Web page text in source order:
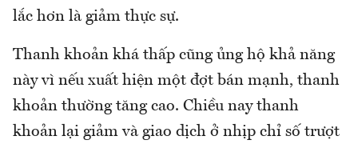
lắc hơn là giảm thực sự.
Thanh khoản khá thấp cũng ủng hộ khả năng
này vì nếu xuất hiện một đợt bán mạnh, thanh
khoản thường tăng cao. Chiều nay thanh
khoản lại giảm và giao dịch ở nhịp chỉ số trượt